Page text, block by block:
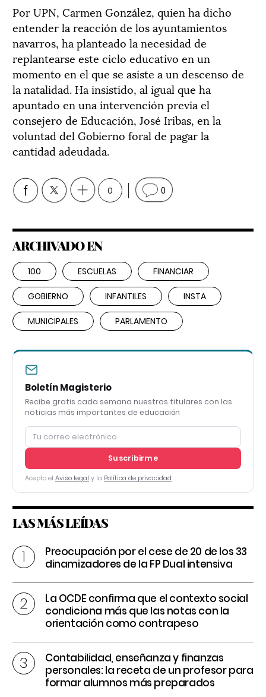
Por UPN, Carmen González, quien ha dicho
entender la reacción de los ayuntamientos
navarros, ha planteado la necesidad de
replantearse este ciclo educativo en un
momento en el que se asiste a un descenso de
la natalidad. Ha insistido, al igual que ha
apuntado en una intervención previa el
consejero de Educación, José Iribas, en la
voluntad del Gobierno foral de pagar la
cantidad adeudada.
0 0
ARCHIVADO EN
100 ESCUELAS FINANCIAR
GOBIERNO INFANTILES INSTA
MUNICIPALES PARLAMENTO
Boletín Magisterio
Recibe gratis cada semana nuestros titulares con las
noticias más importantes de educación
Suscribirme
Acepto el Aviso legal y la Política de privacidad
LAS MÁS LEÍDAS
Preocupación por el cese de 20 de los 33
dinamizadores de la FP Dual intensiva
La OCDE confirma que el contexto social
condiciona más que las notas con la
orientación como contrapeso
Contabilidad, enseñanza y finanzas
personales: la receta de un profesor para
formar alumnos más preparados